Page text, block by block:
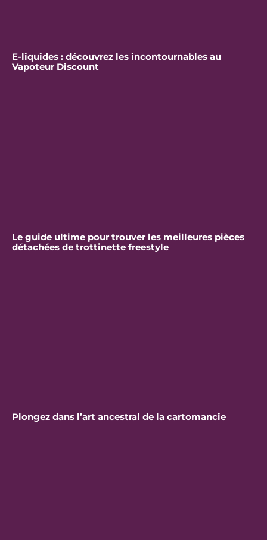
E-liquides : découvrez les incontournables au
Vapoteur Discount
Le guide ultime pour trouver les meilleures pièces
détachées de trottinette freestyle
Plongez dans l’art ancestral de la cartomancie